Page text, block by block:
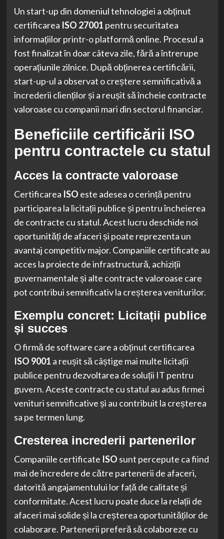
Un start-up din domeniul tehnologiei a obținut
certificarea ISO 27001 pentru securitatea
informațiilor printr-o platformă online. Procesul a
fost finalizat în doar câteva zile, fără a întrerupe
operațiunile zilnice. După obținerea certificării,
start-up-ul a observat o creștere semnificativă a
încrederii clienților și a reușit să încheie contracte
valoroase cu companii mari din sectorul financiar.
Beneficiile certificării ISO
pentru contractele cu statul
Acces la contracte valoroase
Certificarea ISO este adesea o cerință pentru
participarea la licitații publice și pentru încheierea
de contracte cu statul. Acest lucru deschide noi
oportunități de afaceri și poate reprezenta un
avantaj competitiv major. Companiile certificate au
acces la proiecte de infrastructură, achiziții
guvernamentale și alte contracte valoroase care
pot contribui semnificativ la creșterea veniturilor.
Exemplu concret: Licitații publice
și succes
O firmă de software care a obținut certificarea
ISO 9001 a reușit să câștige mai multe licitații
publice pentru dezvoltarea de soluții IT pentru
guvern. Aceste contracte cu statul au adus firmei
venituri semnificative și au contribuit la creșterea
sa pe termen lung.
Cresterea increderii partenerilor
Companiile certificate ISO sunt percepute ca fiind
mai de încredere de către partenerii de afaceri,
datorită angajamentului lor față de calitate și
conformitate. Acest lucru poate duce la relații de
afaceri mai solide și la creșterea oportunităților de
colaborare. Partenerii preferă să colaboreze cu